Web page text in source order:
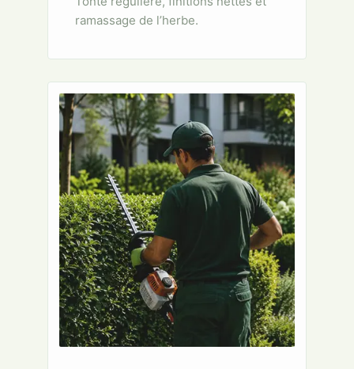
ramassage de l’herbe.